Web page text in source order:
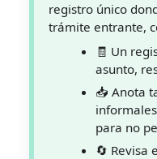
registro único
trámite entrante,
🧾 Un
asunto,
📥 Anota
para no
🔄 Revisa